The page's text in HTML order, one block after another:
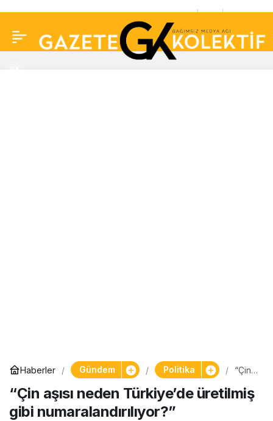
Haberler Gündem Politika
“Çin
nede
n
“Çin aşısı neden Türkiye’de üretilmiş
gibi numaralandırılıyor?”
kız kardeşini anlattı